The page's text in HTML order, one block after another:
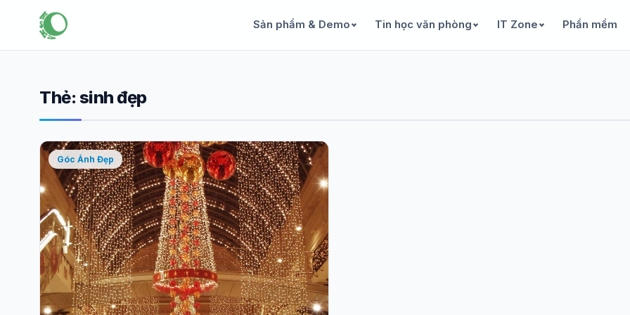
Sản phẩm & Demo Tin học văn phòng IT Zone Phần mềm
Thẻ: sinh đẹp
Góc Ảnh Đẹp